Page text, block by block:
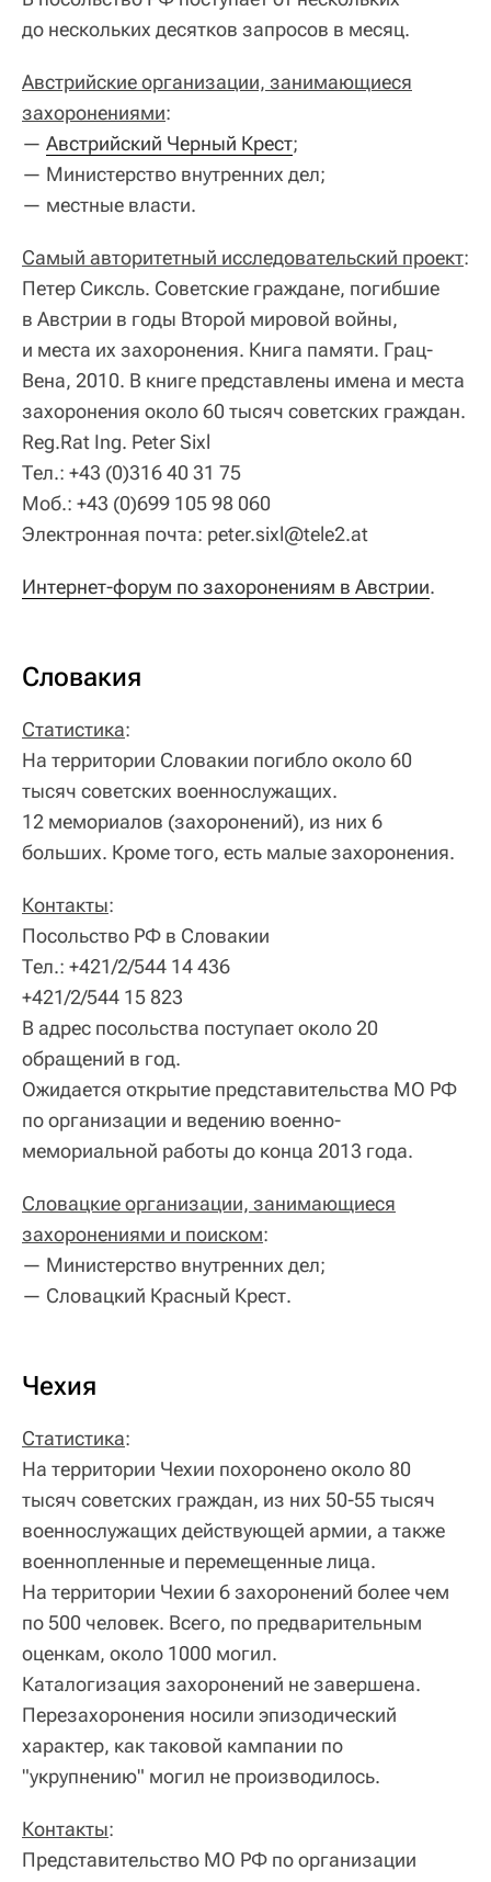
до нескольких десятков запросов в месяц.
Австрийские организации, занимающиеся
захоронениями:
— Австрийский Черный Крест;
— Министерство внутренних дел;
— местные власти.
Самый авторитетный исследовательский проект:
Петер Сиксль. Советские граждане, погибшие
в Австрии в годы Второй мировой войны,
и места их захоронения. Книга памяти. Грац-
Вена, 2010. В книге представлены имена и места
захоронения около 60 тысяч советских граждан.
Reg.Rat Ing. Peter Sixl
Тел.: +43 (0)316 40 31 75
Моб.: +43 (0)699 105 98 060
Электронная почта: peter.sixl@tele2.at
Интернет-форум по захоронениям в Австрии.
Словакия
Статистика:
На территории Словакии погибло около 60
тысяч советских военнослужащих.
12 мемориалов (захоронений), из них 6
больших. Кроме того, есть малые захоронения.
Контакты:
Посольство РФ в Словакии
Тел.: +421/2/544 14 436
+421/2/544 15 823
В адрес посольства поступает около 20
обращений в год.
Ожидается открытие представительства МО РФ
по организации и ведению военно-
мемориальной работы до конца 2013 года.
Словацкие организации, занимающиеся
захоронениями и поиском:
— Министерство внутренних дел;
— Словацкий Красный Крест.
Чехия
Статистика:
На территории Чехии похоронено около 80
тысяч советских граждан, из них 50-55 тысяч
военнослужащих действующей армии, а также
военнопленные и перемещенные лица.
На территории Чехии 6 захоронений более чем
по 500 человек. Всего, по предварительным
оценкам, около 1000 могил.
Каталогизация захоронений не завершена.
Перезахоронения носили эпизодический
характер, как таковой кампании по
"укрупнению" могил не производилось.
Контакты:
Представительство МО РФ по организации